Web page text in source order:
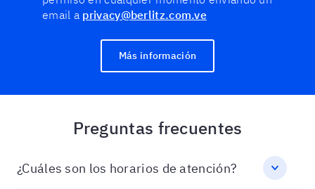
email a privacy@berlitz.com.ve
Más información
Preguntas frecuentes
¿Cuáles son los horarios de atención?